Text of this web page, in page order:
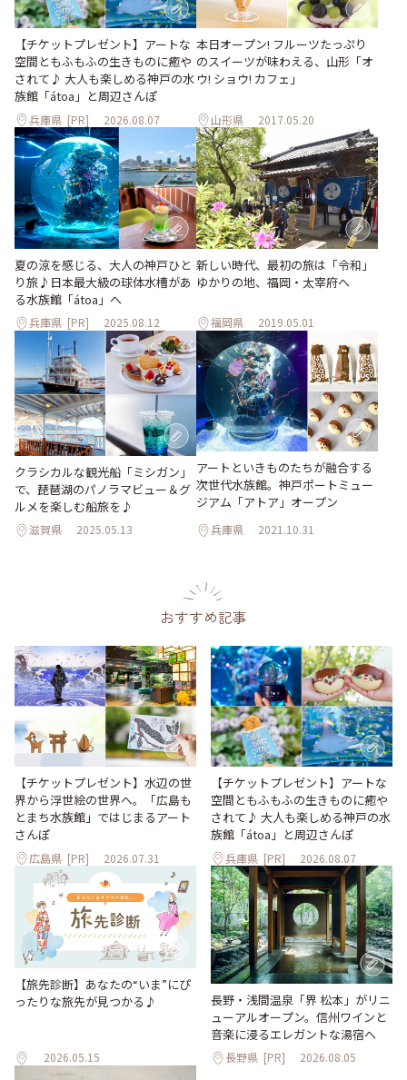
【チケットプレゼント】アートな
空間ともふもふの生きものに癒や
されて♪ 大人も楽しめる神戸の水
族館「átoa」と周辺さんぽ
兵庫県 [PR] 2026.08.07
本日オープン! フルーツたっぷり
のスイーツが味わえる、山形「オ
ウ! ショウ! カフェ」
山形県 2017.05.20
夏の涼を感じる、大人の神戸ひと
り旅♪日本最大級の球体水槽があ
る水族館「átoa」へ
兵庫県 [PR] 2025.08.12
新しい時代、最初の旅は「令和」
ゆかりの地、福岡・太宰府へ
福岡県 2019.05.01
クラシカルな観光船「ミシガン」
で、琵琶湖のパノラマビュー＆グ
ルメを楽しむ船旅を♪
滋賀県 2025.05.13
アートといきものたちが融合する
次世代水族館。神戸ポートミュー
ジアム「アトア」オープン
兵庫県 2021.10.31
おすすめ記事
【チケットプレゼント】水辺の世
界から浮世絵の世界へ。「広島も
とまち水族館」ではじまるアート
さんぽ
広島県 [PR] 2026.07.31
【チケットプレゼント】アートな
空間ともふもふの生きものに癒や
されて♪ 大人も楽しめる神戸の水
族館「átoa」と周辺さんぽ
兵庫県 [PR] 2026.08.07
【旅先診断】あなたの“いま”にぴ
ったりな旅先が見つかる♪
2026.05.15
長野・浅間温泉「界 松本」がリニ
ューアルオープン。信州ワインと
音楽に浸るエレガントな湯宿へ
長野県 [PR] 2026.08.05